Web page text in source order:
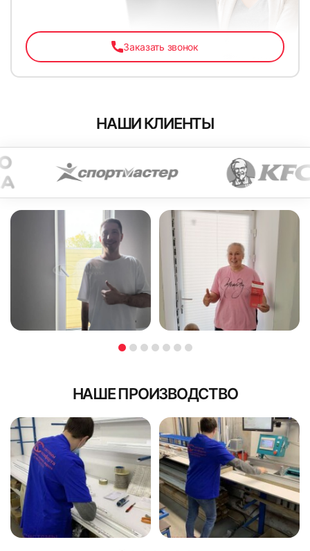
Заказать звонок
НАШИ КЛИЕНТЫ
НАШЕ ПРОИЗВОДСТВО